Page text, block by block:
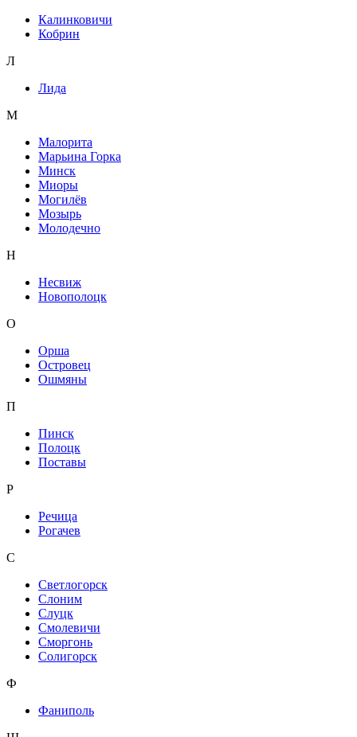
Калинковичи
Кобрин
Л
Лида
М
Малорита
Марьина Горка
Минск
Миоры
Могилёв
Мозырь
Молодечно
Н
Несвиж
Новополоцк
О
Орша
Островец
Ошмяны
П
Пинск
Полоцк
Поставы
Р
Речица
Рогачев
С
Светлогорск
Слоним
Слуцк
Смолевичи
Сморгонь
Солигорск
Ф
Фаниполь